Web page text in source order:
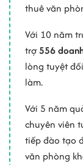
thuê văn
Với 10 năm
trợ556
lòng tuyệt
làm.
Với 5 năm
chuyên viên
tiếp đào tạo
văn phòng